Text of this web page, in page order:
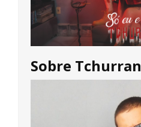
Sobre Tchurran